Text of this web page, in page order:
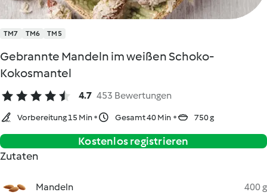
TM7 TM6 TM5
Gebrannte Mandeln im weißen Schoko-
Kokosmantel
4.7 453 Bewertungen
Vorbereitung 15 Min Gesamt 40 Min 750 g
Kostenlos registrieren
Zutaten
Mandeln 400 g